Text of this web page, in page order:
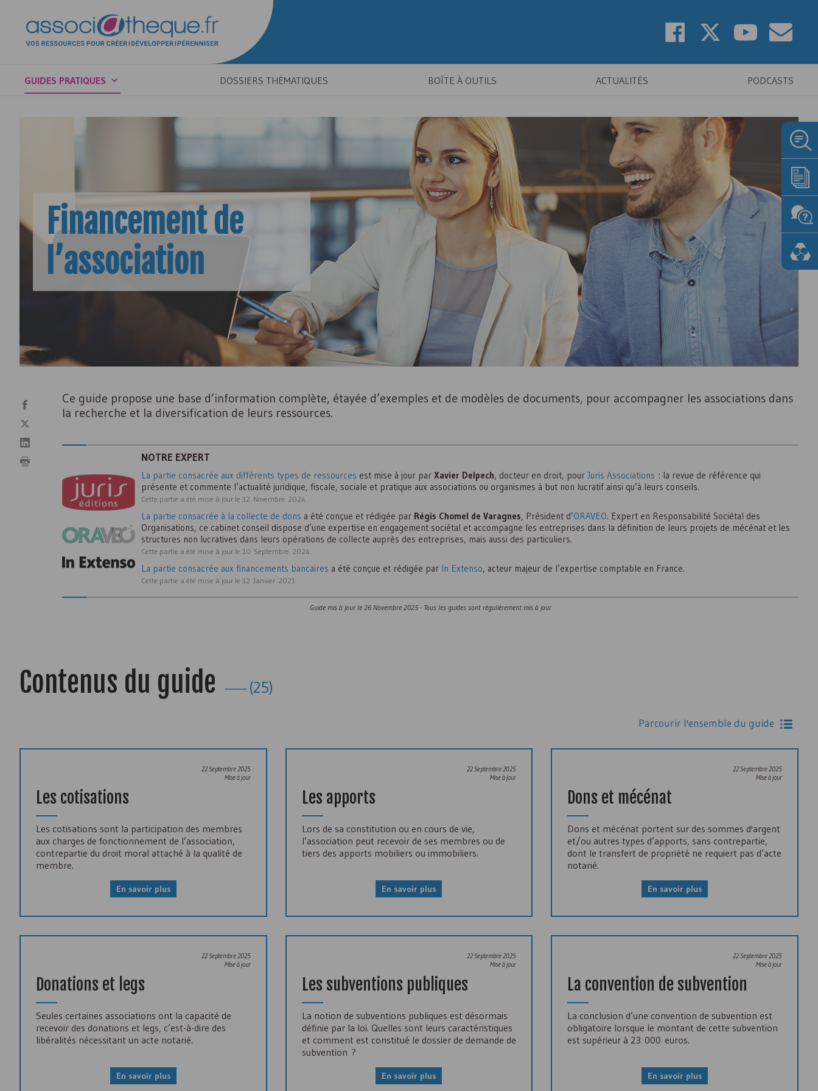
GUIDES PRATIQUES DOSSIERS THÉMATIQUES BOÎTE À OUTILS ACTUALITÉS PODCASTS
Financement de
l’association
Ce guide propose une base d’information complète, étayée d’exemples et de modèles de documents, pour accompagner les associations dans
la recherche et la diversification de leurs ressources.
NOTRE EXPERT
La partie consacrée aux différents types de ressources est mise à jour par Xavier Delpech, docteur en droit, pour Juris Associations : la revue de référence qui
présente et commente l’actualité juridique, fiscale, sociale et pratique aux associations ou organismes à but non lucratif ainsi qu’à leurs conseils.
Cette partie a été mise à jour le 12 Novembre 2024.
La partie consacrée à la collecte de dons a été conçue et rédigée par Régis Chomel de Varagnes, Président d’ORAVEO. Expert en Responsabilité Sociétal des
Organisations, ce cabinet conseil dispose d’une expertise en engagement sociétal et accompagne les entreprises dans la définition de leurs projets de mécénat et les
structures non lucratives dans leurs opérations de collecte auprès des entreprises, mais aussi des particuliers.
Cette partie a été mise à jour le 10 Septembre 2024.
La partie consacrée aux financements bancaires a été conçue et rédigée par In Extenso, acteur majeur de l’expertise comptable en France.
Cette partie a été mise à jour le 12 Janvier 2021.
Guide mis à jour le 26 Novembre 2025- Tous les guides sont régulièrement mis à jour
Contenus du guide (25)
Parcourir l'ensemble du guide
22 Septembre 2025
Mise à jour
Les cotisations
Les cotisations sont la participation des membres
aux charges de fonctionnement de l’association,
contrepartie du droit moral attaché à la qualité de
membre.
En savoir plus
22 Septembre 2025
Mise à jour
Les apports
Lors de sa constitution ou en cours de vie,
l’association peut recevoir de ses membres ou de
tiers des apports mobiliers ou immobiliers.
En savoir plus
22 Septembre 2025
Mise à jour
Dons et mécénat
Dons et mécénat portent sur des sommes d'argent
et/ou autres types d’apports, sans contrepartie,
dont le transfert de propriété ne requiert pas d’acte
notarié.
En savoir plus
22 Septembre 2025
Mise à jour
Donations et legs
Seules certaines associations ont la capacité de
recevoir des donations et legs, c’est-à-dire des
libéralités nécessitant un acte notarié.
En savoir plus
22 Septembre 2025
Mise à jour
Les subventions publiques
La notion de subventions publiques est désormais
définie par la loi. Quelles sont leurs caractéristiques
et comment est constitué le dossier de demande de
subvention ?
En savoir plus
22 Septembre 2025
Mise à jour
La convention de subvention
La conclusion d’une convention de subvention est
obligatoire lorsque le montant de cette subvention
est supérieur à 23 000 euros.
En savoir plus